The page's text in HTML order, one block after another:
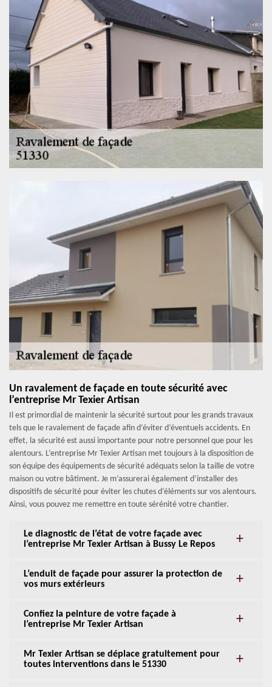
Un ravalement de façade en toute sécurité avec
l’entreprise Mr Texier Artisan
Il est primordial de maintenir la sécurité surtout pour les grands travaux
tels que le ravalement de façade afin d’éviter d’éventuels accidents. En
effet, la sécurité est aussi importante pour notre personnel que pour les
alentours. L’entreprise Mr Texier Artisan met toujours à la disposition de
son équipe des équipements de sécurité adéquats selon la taille de votre
maison ou votre bâtiment. Je m’assurerai également d’installer des
dispositifs de sécurité pour éviter les chutes d’éléments sur vos alentours.
Ainsi, vous pouvez me remettre en toute sérénité votre chantier.
Le diagnostic de l’état de votre façade avec
l’entreprise Mr Texier Artisan à Bussy Le Repos
L’enduit de façade pour assurer la protection de
vos murs extérieurs
Confiez la peinture de votre façade à
l’entreprise Mr Texier Artisan
Mr Texier Artisan se déplace gratuitement pour
toutes interventions dans le 51330